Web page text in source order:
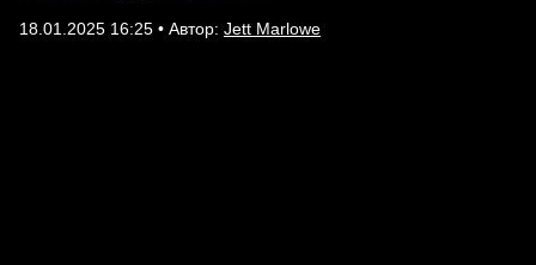
18.01.2025 16:25 • Автор: Jett Marlowe